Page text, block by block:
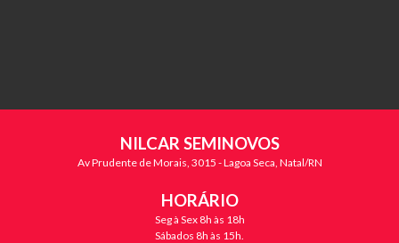
NILCAR SEMINOVOS
Av Prudente de Morais, 3015 - Lagoa Seca, Natal/RN
HORÁRIO
Seg à Sex 8h às 18h
Sábados 8h às 15h.